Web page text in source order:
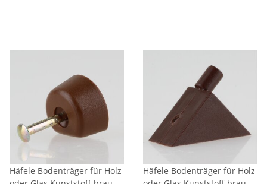
Häfele Bodenträger für Holz
Häfele Bodenträger für Holz